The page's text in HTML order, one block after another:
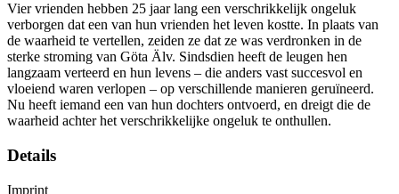
Vier vrienden hebben 25 jaar lang een verschrikkelijk ongeluk
verborgen dat een van hun vrienden het leven kostte. In plaats van
de waarheid te vertellen, zeiden ze dat ze was verdronken in de
sterke stroming van Göta Älv. Sindsdien heeft de leugen hen
langzaam verteerd en hun levens – die anders vast succesvol en
vloeiend waren verlopen – op verschillende manieren geruïneerd.
Nu heeft iemand een van hun dochters ontvoerd, en dreigt die de
waarheid achter het verschrikkelijke ongeluk te onthullen.
Details
Imprint